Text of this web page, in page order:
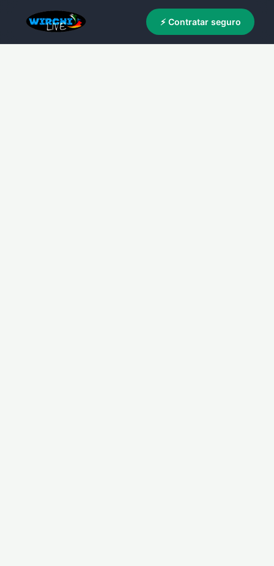
⚡ Contratar seguro